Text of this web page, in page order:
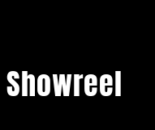
Showreel